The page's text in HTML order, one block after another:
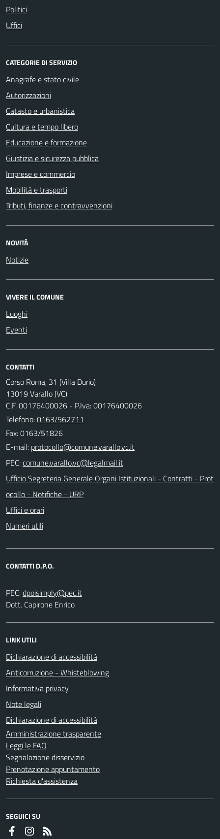
Politici
Uffici
CATEGORIE DI SERVIZIO
Anagrafe e stato civile
Autorizzazioni
Catasto e urbanistica
Cultura e tempo libero
Educazione e formazione
Giustizia e sicurezza pubblica
Imprese e commercio
Mobilità e trasporti
Tributi, finanze e contravvenzioni
NOVITÀ
Notizie
VIVERE IL COMUNE
Luoghi
Eventi
CONTATTI
Corso Roma, 31 (Villa Durio)
13019 Varallo (VC)
C.F. 00176400026 - P.Iva: 00176400026
Telefono:0163/562711
Fax: 0163/51826
E-mail:
PEC:
Ufficio Segreteria Generale Organi Istituzionali - Contratti - Prot
ocollo - Notifiche - URP
Uffici e orari
Numeri utili
CONTATTI D.P.O.
PEC:
Dott. Capirone Enrico
LINK UTILI
Dichiarazione di accessibilità
Anticorruzione - Whisteblowing
Informativa privacy
Note legali
Dichiarazione di accessibilità
Amministrazione trasparente
Leggi le FAQ
Segnalazione disservizio
Prenotazione appuntamento
Richiesta d'assistenza
SEGUICI SU